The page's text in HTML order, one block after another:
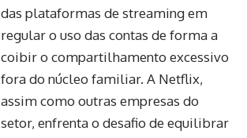
das plataformas de streaming em
regular o uso das contas de forma a
coibir o compartilhamento excessivo
fora do núcleo familiar. A Netflix,
assim como outras empresas do
setor, enfrenta o desafio de equilibrar